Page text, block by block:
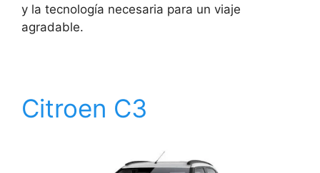
y la tecnología necesaria para un viaje
agradable.
Citroen C3